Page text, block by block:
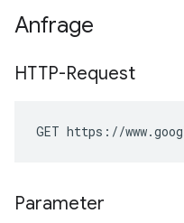
Anfrage
HTTP-Request
GET https://
Parameter